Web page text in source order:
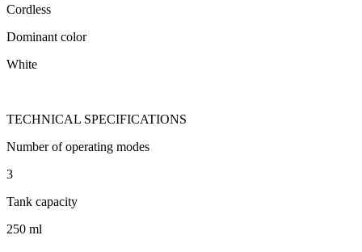
Cordless
Dominant color
White
TECHNICAL SPECIFICATIONS
Number of operating modes
3
Tank capacity
250 ml